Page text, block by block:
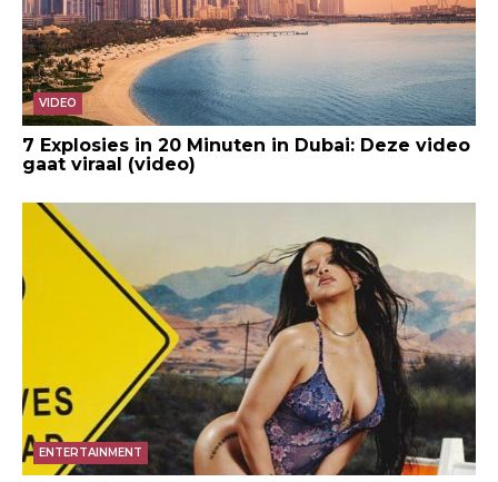
VIDEO
7 Explosies in 20 Minuten in Dubai: Deze video
gaat viraal (video)
ENTERTAINMENT